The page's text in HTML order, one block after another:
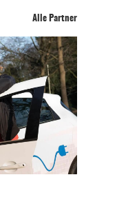
Alle Partner